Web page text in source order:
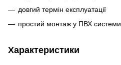
довгий термін експлуатації
простий монтаж у ПВХ системи
Характеристики